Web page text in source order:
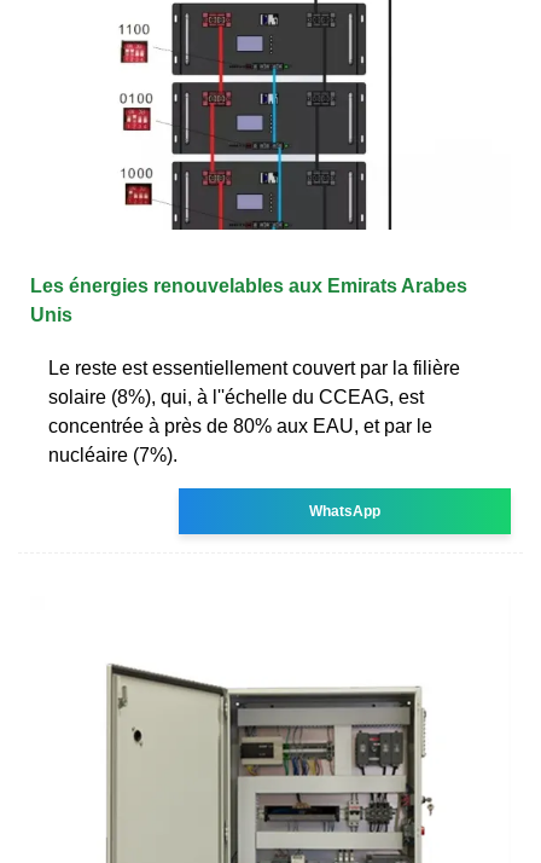
Les énergies renouvelables aux Emirats Arabes
Unis
Le reste est essentiellement couvert par la filière
solaire (8%), qui, à l''échelle du CCEAG, est
concentrée à près de 80% aux EAU, et par le
nucléaire (7%).
WhatsApp